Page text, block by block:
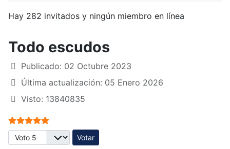
Hay 282 invitados y ningún miembro en línea
Todo escudos
Publicado: 02 Octubre 2023
Última actualización: 05 Enero 2026
Visto: 13840835
Ratio:5/5
Por favor, vote